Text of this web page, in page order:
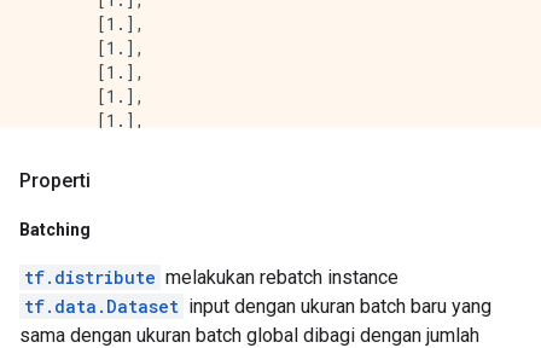
[0.7]
[0.7]], shape=(16, 1), dtype=float32)
[[0.7]
[0.7]
[0.7]
       [1.],
       [1.],
       [1.],
       [1.],
       [1.],
       [1.],
       [1.],
[1.]], dtype=float32)>, <tf.Tensor:
array([[1.],
       [1.],
       [1.],
       [1.],
       [1.],
Properti
Batching
tf.distribute melakukan rebatch instance
tf.data.Dataset input dengan ukuran batch baru yang
sama dengan ukuran batch global dibagi dengan jumlah